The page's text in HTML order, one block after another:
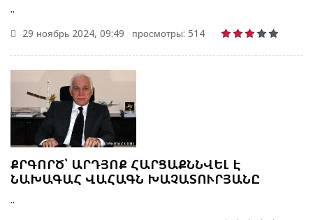
..
29 ноябрь 2024, 09:49
просмотры: 514
ՔՐԳՈՐԾ՝ ԱՐԴՅՈՔ ՀԱՐՑԱՔՆՆՎԵԼ Է
ՆԱԽԱԳԱՀ ՎԱՀԱԳՆ ԽԱՉԱՏՈՒՐՅԱՆԸ
..